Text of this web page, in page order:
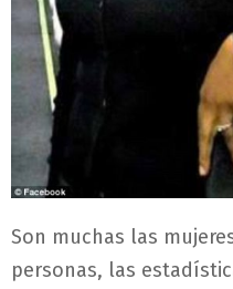
Son muchas las
personas, las